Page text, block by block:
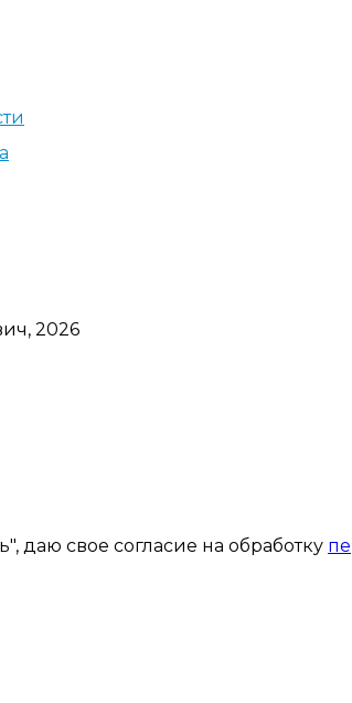
2026
даю свое согласие на обработку